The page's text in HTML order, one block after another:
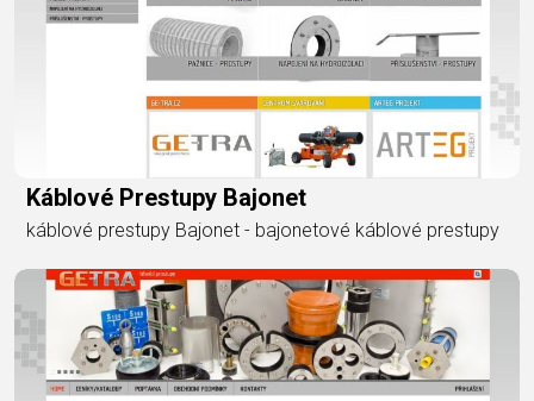
Káblové Prestupy Bajonet
káblové prestupy Bajonet - bajonetové káblové prestupy